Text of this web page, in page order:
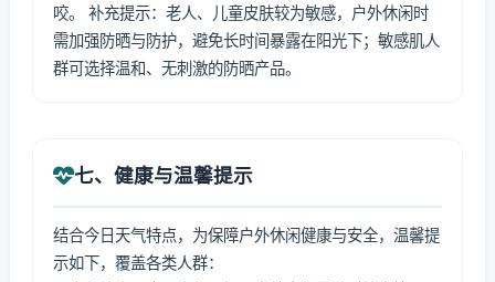
咬。 补充提示：老人、儿童皮肤较为敏感，户外休闲时
需加强防晒与防护，避免长时间暴露在阳光下；敏感肌人
群可选择温和、无刺激的防晒产品。
七、健康与温馨提示
结合今日天气特点，为保障户外休闲健康与安全，温馨提
示如下，覆盖各类人群：